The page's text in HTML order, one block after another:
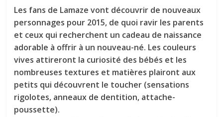
Les fans de Lamaze vont découvrir de nouveaux
personnages pour 2015, de quoi ravir les parents
et ceux qui recherchent un cadeau de naissance
adorable à offrir à un nouveau-né. Les couleurs
vives attireront la curiosité des bébés et les
nombreuses textures et matières plairont aux
petits qui découvrent le toucher (sensations
rigolotes, anneaux de dentition, attache-
poussette).